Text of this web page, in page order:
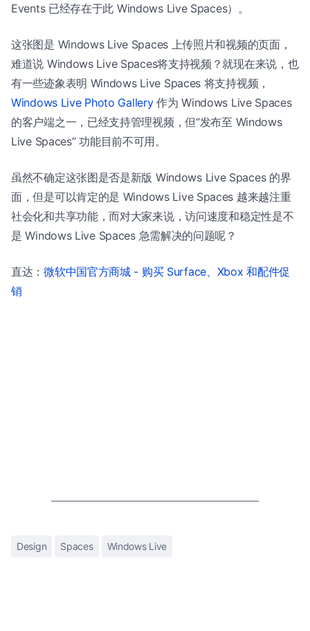
Events 已经存在于此 Windows Live Spaces）。
这张图是 Windows Live Spaces 上传照片和视频的页面，
难道说 Windows Live Spaces将支持视频？就现在来说，也
有一些迹象表明 Windows Live Spaces 将支持视频，
Windows Live Photo Gallery作为 Windows Live Spaces
的客户端之一，已经支持管理视频，但“发布至 Windows
Live Spaces” 功能目前不可用。
虽然不确定这张图是否是新版 Windows Live Spaces 的界
面，但是可以肯定的是 Windows Live Spaces 越来越注重
社会化和共享功能，而对大家来说，访问速度和稳定性是不
是 Windows Live Spaces 急需解决的问题呢？
直达：微软中国官方商城 - 购买 Surface、Xbox 和配件促
销
Design Spaces Windows Live